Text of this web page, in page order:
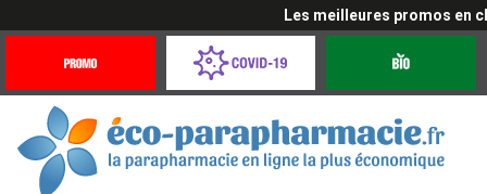
Les meilleures promos en
Offres
Coronavirus